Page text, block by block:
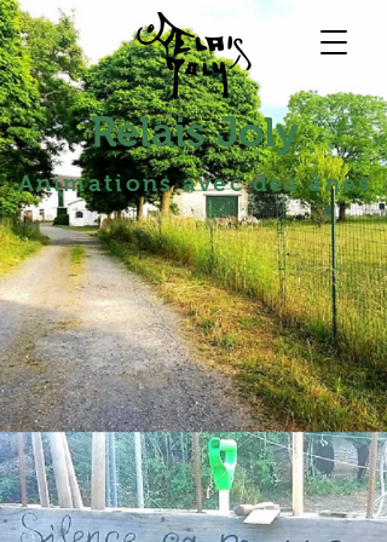
Animations avec des ânes
Relais Joly